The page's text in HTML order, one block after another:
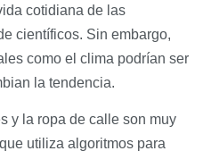
cotidiana de las
científicos. Sin embargo,
como el clima podrían ser
la tendencia.
y la ropa de calle son muy
utiliza algoritmos para